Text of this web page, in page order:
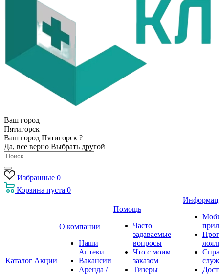
Ваш город
Пятигорск
Ваш город Пятигорск ?
Да, все верно Выбрать другой
Избранные 0
Корзина пуста 0
Каталог Акции
О компании
Наши
Аптеки
Вакансии
Аренда /
Помощь
Часто
задаваемые
вопросы
Что с моим
заказом
Тизеры